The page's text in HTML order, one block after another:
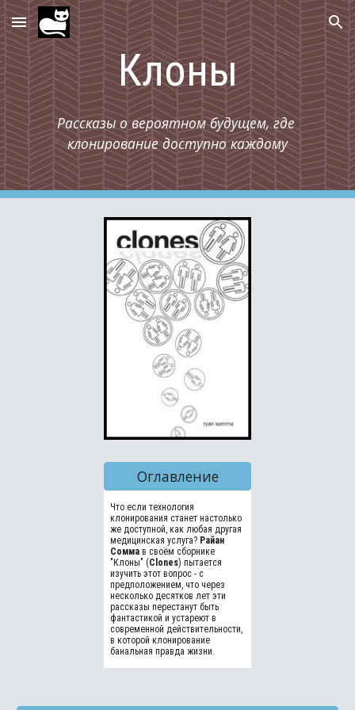
Skip to main content Skip to navigation
Клоны
Рассказы о вероятном будущем, где
клонирование доступно каждому
Оглавление
Что если технология
клонирования станет настолько
же доступной, как любая другая
медицинская услуга? Райан
Сомма в своём сборнике
"Клоны" (Clones) пытается
изучить этот вопрос - с
предположением, что через
несколько десятков лет эти
рассказы перестанут быть
фантастикой и устареют в
современной действительности,
в которой клонирование
банальная правда жизни.